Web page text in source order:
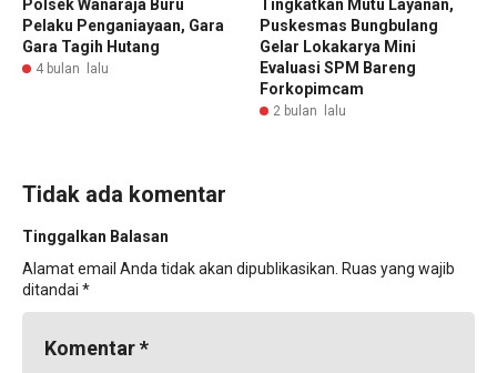
Polsek Wanaraja Buru
Pelaku Penganiayaan, Gara
Gara Tagih Hutang
4 bulan lalu
Tingkatkan Mutu Layanan,
Puskesmas Bungbulang
Gelar Lokakarya Mini
Evaluasi SPM Bareng
Forkopimcam
2 bulan lalu
Tidak ada komentar
Tinggalkan Balasan
Alamat email Anda tidak akan dipublikasikan. Ruas yang wajib
ditandai *
Komentar*